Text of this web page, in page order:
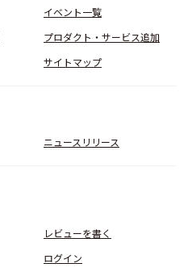
イベント一覧
プロダクト・サービス追加
サイトマップ
ニュースリリース
レビューを書く
ログイン